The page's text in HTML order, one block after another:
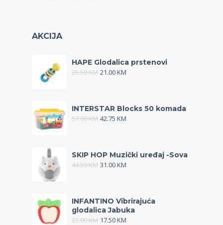
AKCIJA
HAPE Glodalica prstenovi
25.50KM 21.00KM
INTERSTAR Blocks 50 komada
57.00KM 42.75 KM
SKIP HOP Muzički uređaj -Sova
44.50KM 31.00KM
INFANTINO Vibrirajuća
glodalica Jabuka
22.00KM 17.50KM